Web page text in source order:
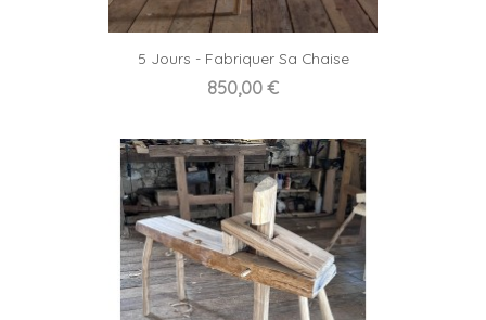
5 Jours - Fabriquer Sa Chaise
Prix
850,00 €